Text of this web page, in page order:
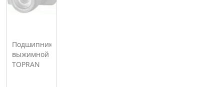
Подшипник
выжимной
TOPRAN